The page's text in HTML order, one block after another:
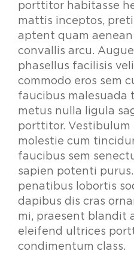
porttitor habitasse
mattis inceptos,
aptent quam
convallis arcu.
phasellus facilisis
commodo eros sem
faucibus malesuada
metus nulla ligula
porttitor. Vestibulum
molestie cum
faucibus sem
sapien potenti
penatibus lobortis
dapibus dis cras
mi, praesent blandit
eleifend ultrices
condimentum class.